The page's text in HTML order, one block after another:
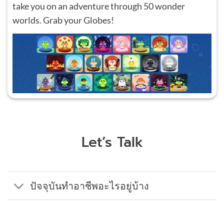
take you on an adventure through 50 wonder
worlds. Grab your Globes!
Let’s Talk
ปัจจุบันทำอาชีพอะไรอยู่บ้าง